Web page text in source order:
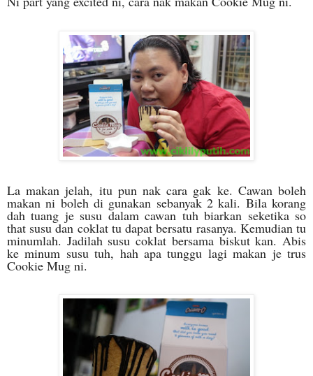
La makan jelah, itu pun nak cara gak ke. Cawan boleh
makan ni boleh di gunakan sebanyak 2 kali. Bila korang
dah tuang je susu dalam cawan tuh biarkan seketika so
that susu dan coklat tu dapat bersatu rasanya. Kemudian tu
minumlah. Jadilah susu coklat bersama biskut kan. Abis
ke minum susu tuh, hah apa tunggu lagi makan je trus
Cookie Mug ni.